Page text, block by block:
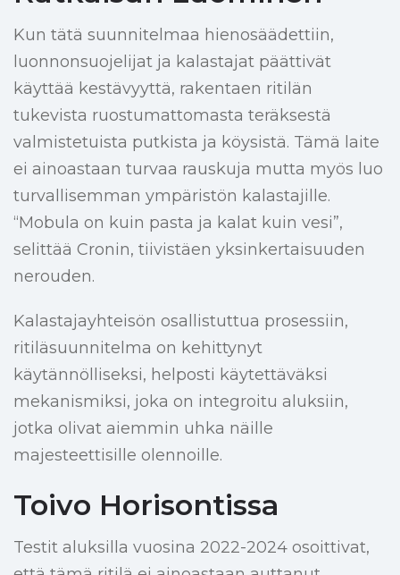
Kun tätä suunnitelmaa hienosäädettiin,
luonnonsuojelijat ja kalastajat päättivät
käyttää kestävyyttä, rakentaen ritilän
tukevista ruostumattomasta teräksestä
valmistetuista putkista ja köysistä. Tämä laite
ei ainoastaan turvaa rauskuja mutta myös luo
turvallisemman ympäristön kalastajille.
“Mobula on kuin pasta ja kalat kuin vesi”,
selittää Cronin, tiivistäen yksinkertaisuuden
nerouden.
Kalastajayhteisön osallistuttua prosessiin,
ritiläsuunnitelma on kehittynyt
käytännölliseksi, helposti käytettäväksi
mekanismiksi, joka on integroitu aluksiin,
jotka olivat aiemmin uhka näille
majesteettisille olennoille.
Toivo Horisontissa
Testit aluksilla vuosina 2022-2024 osoittivat,